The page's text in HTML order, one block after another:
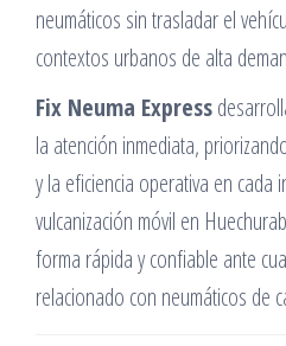
neumáticos sin trasladar el
contextos urbanos de alta
Fix Neuma Express
la atención inmediata,
y la eficiencia operativa en cada
vulcanización móvil en
forma rápida y confiable ante
relacionado con neumáticos de